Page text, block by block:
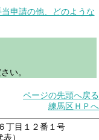
申請の他、どのような
い。
ページの先頭へ戻る
練馬区ＨＰへ
丁目１２番１号
）